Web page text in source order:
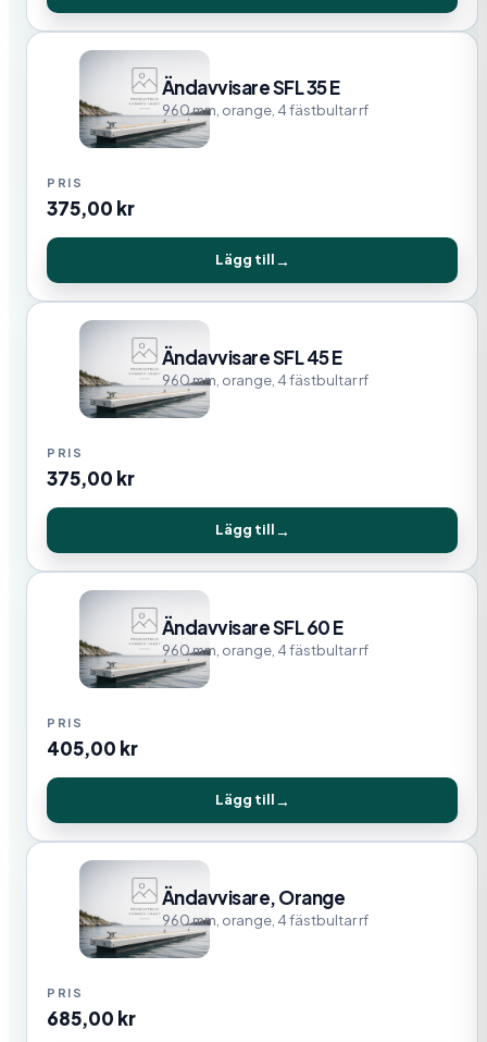
Ändavvisare SFL 35 E
960 mm, orange, 4 fästbultar rf
375,00 kr
Lägg till
Ändavvisare SFL 45 E
960 mm, orange, 4 fästbultar rf
375,00 kr
Lägg till
Ändavvisare SFL 60 E
960 mm, orange, 4 fästbultar rf
405,00 kr
Lägg till
Ändavvisare, Orange
960 mm, orange, 4 fästbultar rf
685,00 kr